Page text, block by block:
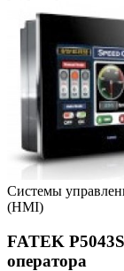
Системы
(HMI)
FATEK
оператора